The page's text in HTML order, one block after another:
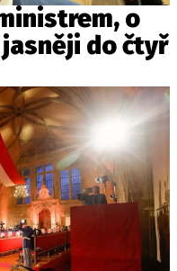
o
do čtyř